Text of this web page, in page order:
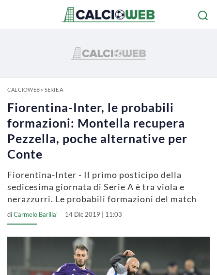
CALCIOWEB» SERIE A
Fiorentina-Inter, le probabili
formazioni: Montella recupera
Pezzella, poche alternative per
Conte
Fiorentina-Inter - Il primo posticipo della
sedicesima giornata di Serie A è tra viola e
nerazzurri. Le probabili formazioni del match
diCarmelo Barilla' 14 Dic 2019 | 11:03